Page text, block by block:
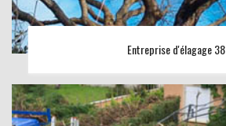
Entreprise d'élagage 38